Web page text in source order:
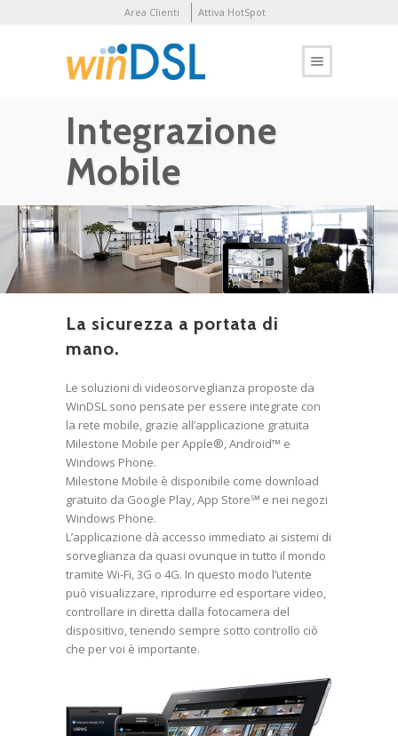
Area Clienti Attiva HotSpot
Integrazione
Mobile
La sicurezza a portata di
mano.
Le soluzioni di videosorveglianza proposte da
WinDSL sono pensate per essere integrate con
la rete mobile, grazie all’applicazione gratuita
Milestone Mobile per Apple®, Android™ e
Windows Phone.
Milestone Mobile è disponibile come download
gratuito da Google Play, App Store℠ e nei negozi
Windows Phone.
L’applicazione dà accesso immediato ai sistemi di
sorveglianza da quasi ovunque in tutto il mondo
tramite Wi-Fi, 3G o 4G. In questo modo l’utente
può visualizzare, riprodurre ed esportare video,
controllare in diretta dalla fotocamera del
dispositivo, tenendo sempre sotto controllo ciò
che per voi è importante.